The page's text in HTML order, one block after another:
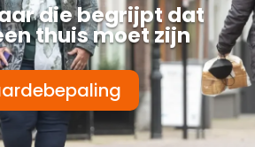
die begrijpt dat
thuis moet zijn